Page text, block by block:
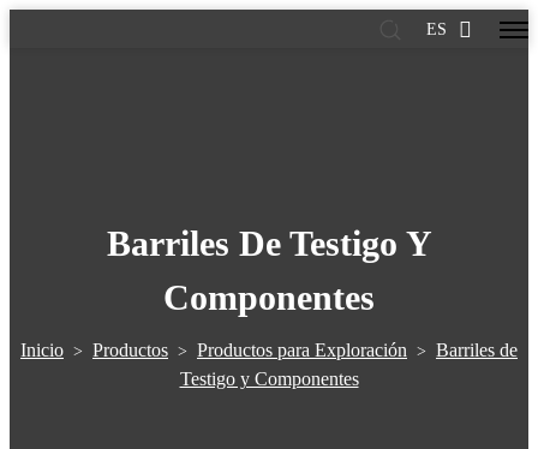
ES
Barriles De Testigo Y
Componentes
Inicio > Productos > Productos para Exploración > Barriles de
Testigo y Componentes